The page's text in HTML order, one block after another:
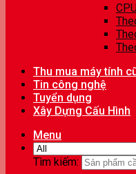
Thu mua máy tính
Tin công nghệ
Tuyển dụng
Xây Dựng Cấu Hình
Menu
Tìm kiếm: